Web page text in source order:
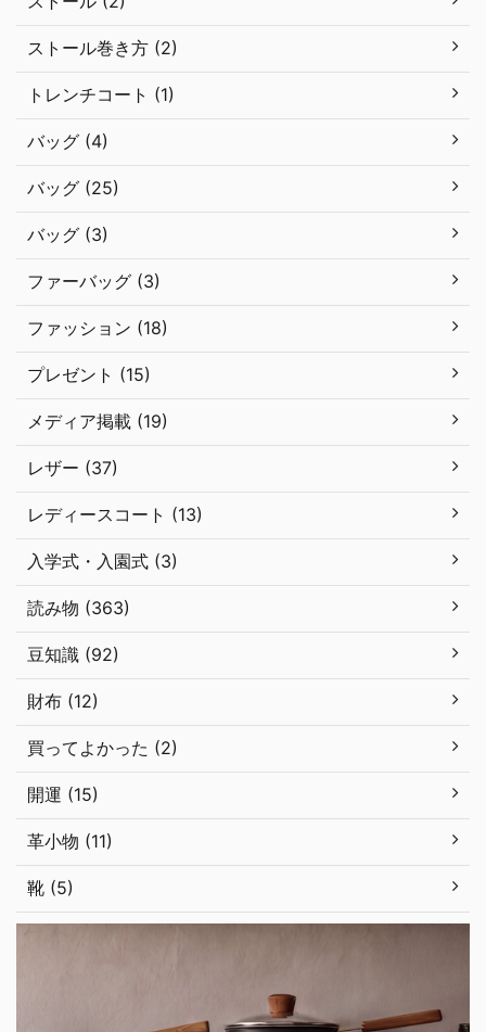
ストール巻き方 (2)
トレンチコート (1)
バッグ (4)
バッグ (25)
バッグ (3)
ファーバッグ (3)
ファッション (18)
プレゼント (15)
メディア掲載 (19)
レザー (37)
レディースコート (13)
入学式・入園式 (3)
読み物 (363)
豆知識 (92)
財布 (12)
買ってよかった (2)
開運 (15)
革小物 (11)
靴 (5)